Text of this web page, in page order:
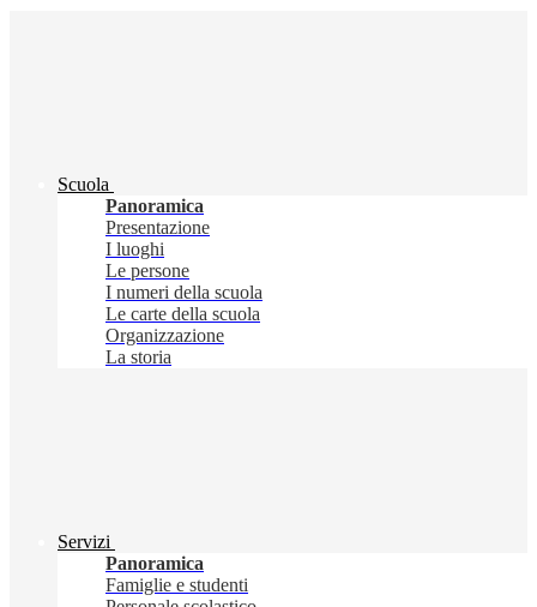
Scuola
Panoramica
Presentazione
I luoghi
Le persone
I numeri della scuola
Le carte della scuola
Organizzazione
La storia
Servizi
Panoramica
Famiglie e studenti